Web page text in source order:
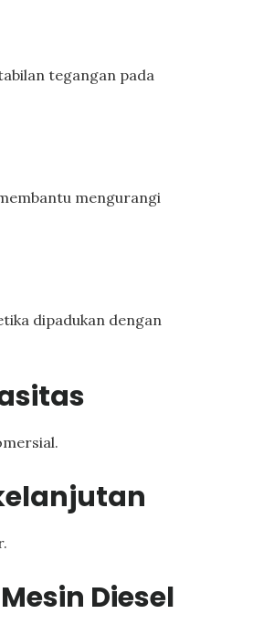
tegangan pada
mengurangi
dipadukan dengan
Diesel